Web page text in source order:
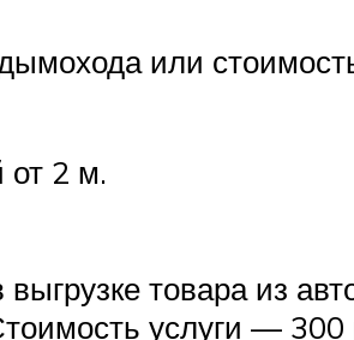
или
от 2 м.
товара из
услуги — 300